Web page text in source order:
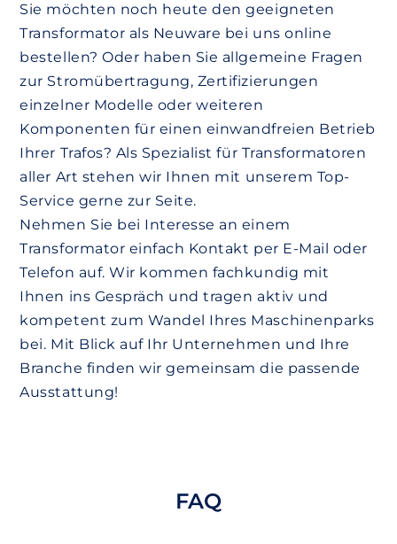
Sie möchten noch heute den geeigneten
Transformator als Neuware bei uns online
bestellen? Oder haben Sie allgemeine Fragen
zur Stromübertragung, Zertifizierungen
einzelner Modelle oder weiteren
Komponenten für einen einwandfreien Betrieb
Ihrer Trafos? Als Spezialist für Transformatoren
aller Art stehen wir Ihnen mit unserem Top-
Service gerne zur Seite.
Nehmen Sie bei Interesse an einem
Transformator einfach Kontakt per E-Mail oder
Telefon auf. Wir kommen fachkundig mit
Ihnen ins Gespräch und tragen aktiv und
kompetent zum Wandel Ihres Maschinenparks
bei. Mit Blick auf Ihr Unternehmen und Ihre
Branche finden wir gemeinsam die passende
Ausstattung!
FAQ